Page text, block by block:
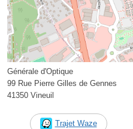
Générale d'Optique
99 Rue Pierre Gilles de Gennes
41350 Vineuil
Trajet Waze